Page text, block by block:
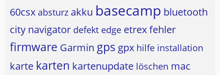
60csx absturz akku basecamp bluetooth
city navigator defekt edge etrexfehler
firmware Garmin gps gpx hilfe installation
karte karten kartenupdate löschen mac